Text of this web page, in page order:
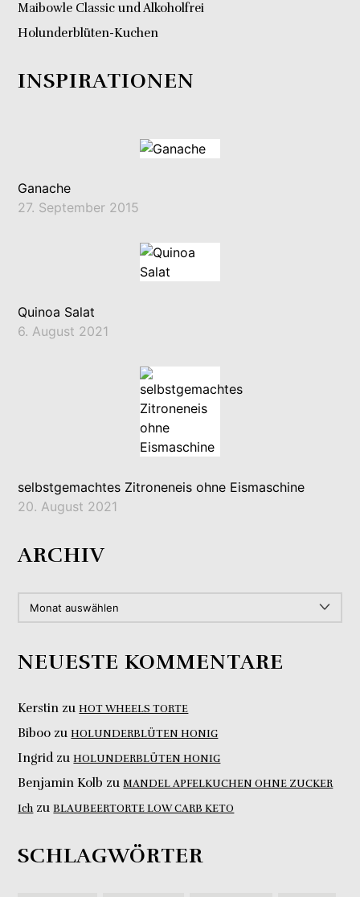
Maibowle Classic und Alkoholfrei
Holunderblüten-Kuchen
INSPIRATIONEN
Ganache
27. September 2015
Quinoa Salat
6. August 2021
selbstgemachtes Zitroneneis ohne Eismaschine
20. August 2021
ARCHIV
NEUESTE KOMMENTARE
Kerstin zuHOT WHEELS TORTE
Biboo zuHOLUNDERBLÜTEN HONIG
IngridzuHOLUNDERBLÜTEN HONIG
Benjamin Kolb zuMANDEL APFELKUCHEN OHNE ZUCKER
Ich zuBLAUBEERTORTE LOW CARB KETO
SCHLAGWÖRTER